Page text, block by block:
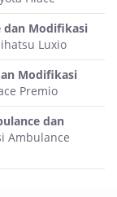
dan Modifikasi
Luxio
Modifikasi
Premio
dan
Ambulance